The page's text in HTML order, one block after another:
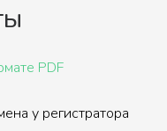
PDF
у регистратора